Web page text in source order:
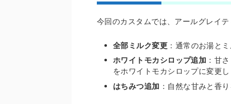
今回のカスタムでは、アールグレイ
全部ミルク変更 ：通常のお湯と
ホワイトモカシロップ追加 ：甘
をホワイトモカシロップに変更し
はちみつ追加 ：自然な甘みと香